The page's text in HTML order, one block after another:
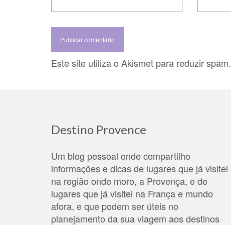
Este site utiliza o Akismet para reduzir spam.
Destino Provence
Um blog pessoal onde compartilho
informações e dicas de lugares que já visitei
na região onde moro, a Provença, e de
lugares que já visitei na França e mundo
afora, e que podem ser úteis no
planejamento da sua viagem aos destinos